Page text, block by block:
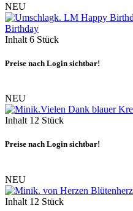
NEU
Birthday
Inhalt 6 Stück
Preise nach Login sichtbar!
NEU
Inhalt 12 Stück
Preise nach Login sichtbar!
NEU
Inhalt 12 Stück